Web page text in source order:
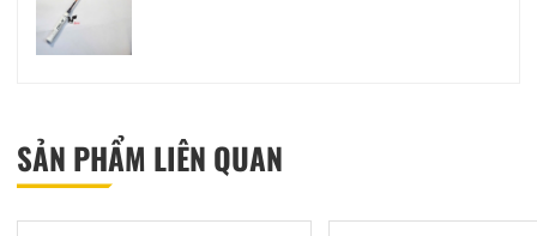
SẢN PHẨM LIÊN QUAN